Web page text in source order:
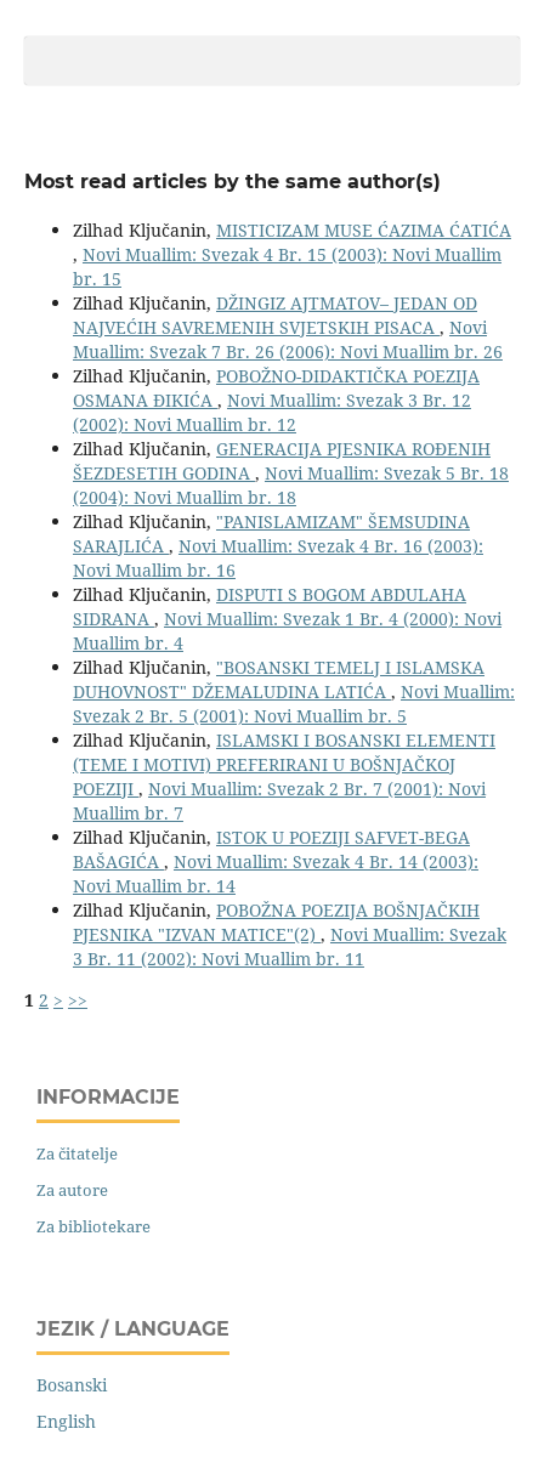
Most read articles by the same author(s)
Zilhad Ključanin, MISTICIZAM MUSE ĆAZIMA ĆATIĆA
, Novi Muallim: Svezak 4 Br. 15 (2003): Novi Muallim
br. 15
Zilhad Ključanin, DŽINGIZ AJTMATOV– JEDAN OD
NAJVEĆIH SAVREMENIH SVJETSKIH PISACA , Novi
Muallim: Svezak 7 Br. 26 (2006): Novi Muallim br. 26
Zilhad Ključanin, POBOŽNO-DIDAKTIČKA POEZIJA
OSMANA ĐIKIĆA , Novi Muallim: Svezak 3 Br. 12
(2002): Novi Muallim br. 12
Zilhad Ključanin, GENERACIJA PJESNIKA ROĐENIH
ŠEZDESETIH GODINA , Novi Muallim: Svezak 5 Br. 18
(2004): Novi Muallim br. 18
Zilhad Ključanin, "PANISLAMIZAM" ŠEMSUDINA
SARAJLIĆA , Novi Muallim: Svezak 4 Br. 16 (2003):
Novi Muallim br. 16
Zilhad Ključanin, DISPUTI S BOGOM ABDULAHA
SIDRANA , Novi Muallim: Svezak 1 Br. 4 (2000): Novi
Muallim br. 4
Zilhad Ključanin, "BOSANSKI TEMELJ I ISLAMSKA
DUHOVNOST" DŽEMALUDINA LATIĆA , Novi Muallim:
Svezak 2 Br. 5 (2001): Novi Muallim br. 5
Zilhad Ključanin, ISLAMSKI I BOSANSKI ELEMENTI
(TEME I MOTIVI) PREFERIRANI U BOŠNJAČKOJ
POEZIJI , Novi Muallim: Svezak 2 Br. 7 (2001): Novi
Muallim br. 7
Zilhad Ključanin, ISTOK U POEZIJI SAFVET-BEGA
BAŠAGIĆA , Novi Muallim: Svezak 4 Br. 14 (2003):
Novi Muallim br. 14
Zilhad Ključanin, POBOŽNA POEZIJA BOŠNJAČKIH
PJESNIKA "IZVAN MATICE"(2) , Novi Muallim: Svezak
3 Br. 11 (2002): Novi Muallim br. 11
1 2 > >>
INFORMACIJE
Za čitatelje
Za autore
Za bibliotekare
JEZIK / LANGUAGE
Bosanski
English